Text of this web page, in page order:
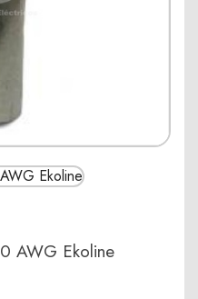
AWG Ekoline